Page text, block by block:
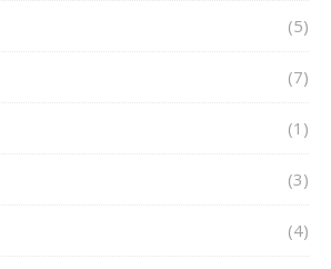
(5)
(7)
(1)
(3)
(4)